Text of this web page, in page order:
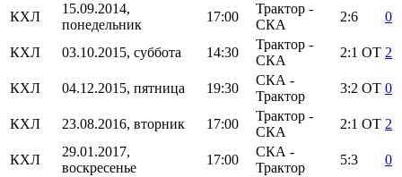
КХЛ
15.09.2014,
понедельник
17:00
Трактор -
СКА
2:6 0
КХЛ 03.10.2015, суббота 14:30
Трактор -
СКА
2:1 ОТ 2
КХЛ 04.12.2015, пятница 19:30
СКА -
Трактор
3:2 ОТ 0
КХЛ 23.08.2016, вторник 17:00
Трактор -
СКА
2:1 ОТ 2
КХЛ
29.01.2017,
воскресенье
17:00
СКА -
Трактор
5:3 0